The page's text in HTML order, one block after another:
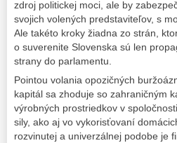
zdroj politickej moci, ale by
svojich volených predstaviteľov, s
Ale takéto kroky žiadna zo strán,
o suverenite Slovenska sú len
strany do parlamentu.
Pointou volania opozičných
kapitál sa zhoduje so zahraničným
výrobných prostriedkov v
sily, ako aj vo vykorisťovaní
rozvinutej a univerzálnej podobe je